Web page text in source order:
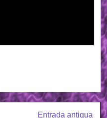
Entrada antigua